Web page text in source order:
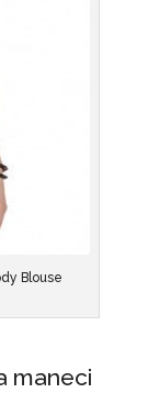
Blouse
maneci